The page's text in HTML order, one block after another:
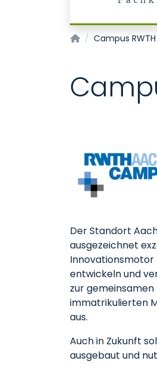
Telemedicine
Campus
Der Standort
ausgezeichnet
entwickeln und
zur
immatrikulierten
aus.
Auch in Zukunft
ausgebaut und